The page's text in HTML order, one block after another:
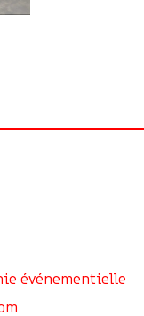
événementielle